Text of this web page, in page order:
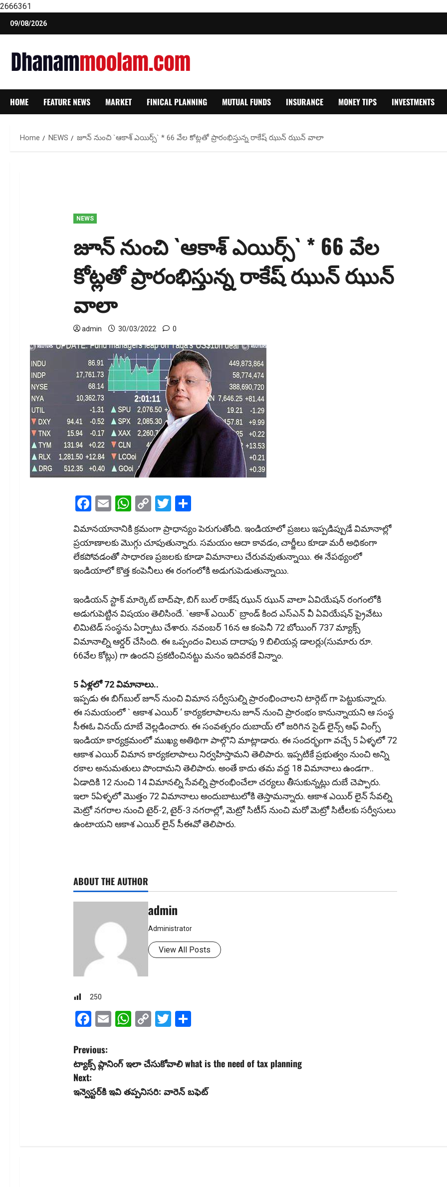
2666361
Skip
09/08/2026
HOME FEATURE NEWS MARKET FINICAL PLANNING MUTUAL FUNDS INSURANCE MONEY TIPS INVESTMENTS
Home NEWS జూన్ నుంచి `ఆకాశ్ ఎయిర్స్` * 66 వేల కోట్ల‌తో ప్రారంభిస్తున్న రాకేష్ ఝున్ ఝున్ వాలా
NEWS
జూన్ నుంచి `ఆకాశ్ ఎయిర్స్` * 66 వేల
కోట్ల‌తో ప్రారంభిస్తున్న రాకేష్ ఝున్ ఝున్
వాలా
admin 30/03/2022 0
Facebook
EmailWhatsApp
CopyTwitter
విమాన‌యానానికి క్ర‌మంగా ప్రాధాన్యం పెరుగుతోంది. ఇండియాలో ప్ర‌జ‌లు ఇప్ప‌డిప్పుడే విమానాల్లో
ప్ర‌యాణాల‌కు మొగ్గు చూపుతున్నారు. స‌మ‌యం ఆదా కావ‌డం, చార్జీలు కూడా మ‌రీ అధికంగా
లేక‌పోవ‌డంతో సాధార‌ణ ప్ర‌జ‌ల‌కు కూడా విమానాలు చేరువ‌వుతున్నాయి. ఈ నేప‌థ్యంలో
ఇండియాలో కొత్త కంపెనీలు ఈ రంగంలోకి అడుగుపెడుతున్నాయి.
ఇండియన్ స్టాక్ మార్కెట్ బాద్‌షా, బిగ్ బుల్ రాకేష్ ఝున్ ఝున్ వాలా ఏవియేష‌న్ రంగంలోకి
అడుగుపెట్టిన విష‌యం తెలిసిందే. `ఆకాశ్‌ ఎయిర్` బ్రాండ్ కింద ఎస్ఎన్ వీ ఏవియేషన్ ప్రైవేటు
లిమిటెడ్ సంస్థను ఏర్పాటు చేశారు. నవంబర్ 16న ఆ కంపెనీ 72 బోయింగ్ 737 మ్యాక్స్
విమానాల్ని ఆర్డర్ చేసింది. ఈ ఒప్పందం విలువ దాదాపు 9 బిలియన్ల డాలర్లు(సుమారు రూ.
66వేల కోట్లు) గా ఉందని ప్రకటించినట్టు మ‌నం ఇదివ‌ర‌కే విన్నాం.
5 ఏళ్ల‌లో 72 విమానాలు..
ఇప్ప‌డు ఈ బిగ్‌బుల్‌ జూన్ నుంచి విమాన సర్వీసుల్ని ప్రారంభించాలని టార్గెట్ గా పెట్టుకున్నారు.
ఈ సమయంలో ` ఆకాశ ఎయిర్ ‘ కార్యకలాపాలను జూన్ నుంచి ప్రారంభం కానున్నాయని ఆ సంస్థ
సీఈఓ వినయ్ దూబే వెల్లడించారు. ఈ సంవత్సరం దుబాయ్ లో జరిగిన సైడ్ లైన్స్ ఆఫ్ వింగ్స్
ఇండియా కార్యక్రమంలో ముఖ్య అతిథిగా పాల్గొని మాట్లాడారు. ఈ సంద‌ర్భంగా వచ్చే 5 ఏళ్ళలో 72
ఆకాశ ఎయిర్ విమాన కార్యకలాపాలు నిర్వహిస్తామని తెలిపారు. ఇప్పటికే ప్ర‌భుత్వం నుంచి అన్ని
ర‌కాల అనుమ‌తులు పొందామ‌ని తెలిపారు. అంతే కాదు తమ వద్ద 18 విమానాలు ఉండగా..
ఏడాదికి 12 నుంచి 14 విమానల్ని సేవల్ని ప్రారంభించేలా చర్యలు తీసుకున్నట్లు దుబే చెప్పారు.
ఇలా 5ఏళ్ళలో మొత్తం 72 విమానాలు అందుబాటులోకి తెస్తామన్నారు. ఆకాశ ఎయిర్ లైన్ సేవల్ని
మెట్రో నగరాల నుంచి టైర్-2, టైర్-3 నగరాల్లో, మెట్రో సిటీస్ నుంచి మరో మెట్రో సిటీలకు సర్వీసులు
ఉంటాయని ఆకాశ ఎయిర్ లైన్ సీఈవో తెలిపారు.
ABOUT THE AUTHOR
admin
Administrator
View All Posts
250
Facebook
EmailWhatsApp
CopyTwitter
P
o
s
Previous:
ట్యాక్స్ ప్లానింగ్ ఇలా చేసుకోవాలి what is the need of tax planning
Next:
ఇన్వెస్టర్‌కి ఇవి త‌ప్ప‌నిస‌రి: వారెన్ బ‌ఫెట్‌